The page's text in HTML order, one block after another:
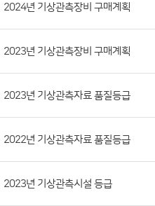
류,
첨
부
일,
2024년 기상관측장비 구매계획
2023년 기상관측장비 구매계획
2023년 기상관측자료 품질등급
2022년 기상관측자료 품질등급
2023년 기상관측시설 등급